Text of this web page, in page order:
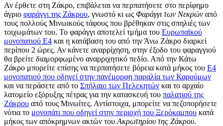
Αν έρθετε στη Ζάκρο, επιβάλεται να περπατήσετε στο περίφημο
άγριο φαράγγι της Ζάκρου, γνωστό κι ως Φαράγγι των Νεκρών από
τους πολλούς Μινωικούς τάφους που βρέθηκαν στις σπηλιές των
τοιχωμάτων του. Το φαράγγι αποτελεί τμήμα του Ευρωπαϊκού
μονοπατιού Ε4 και η κατάβαση του από την Άνω Ζάκρο διαρκεί
περίπου 2 ώρες. Αν κάνετε αναρρίχηση, στην έξοδο του φαραγγιού
θα βρείτε διαμορφωμένο αναρριχητικό πεδίο. Από την Κάτω
Ζάκρο μπορείτε επίσης να περπατήσετε βόρεια κατά μήκος του Ε4
μονοπατιού που οδηγεί στην πανέμορφη παραλία των Καρούμων
και να περάσετε από το Σπήλαιο των Πελεκητών και το αρχαίο
λατομείο εξόρυξης πέτρας για την κατασκευή του παλατιού της
Ζάκρου από τους Μινωίτες. Αντίστοιχα, μπορείτε να πεζοπορήσετε
νότια το μονοπάτι που οδηγεί στην περιοχή του Ξερόκαμπου κατά
μήκος των απόκρημνων ακτών του Ακρωτηρίου της Ζάκρου.